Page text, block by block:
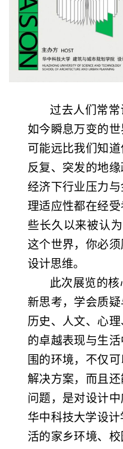
过去人们常
如今瞬息万变的
可能远比我们知
反复、突发的地
经济下行业压力
理适应性都在经
些长久以来被认
这个世界，你必
设计思维。
此次展览的
新思考，学会质疑
历史、人文、心
的卓越表现与生
围的环境，不仅
解决方案，而且
问题，是对设计中
华中科技大学设计
活的家乡环境、